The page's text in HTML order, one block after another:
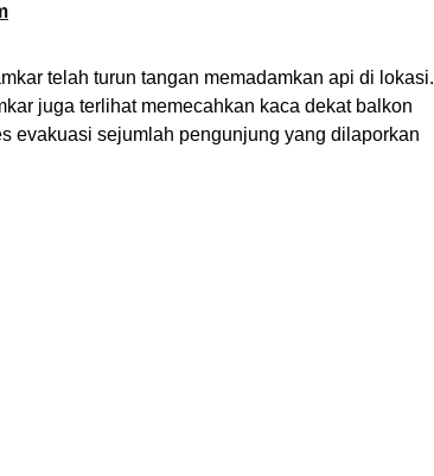
telah turun tangan memadamkan api di lokasi.
juga terlihat memecahkan kaca dekat balkon
evakuasi sejumlah pengunjung yang dilaporkan